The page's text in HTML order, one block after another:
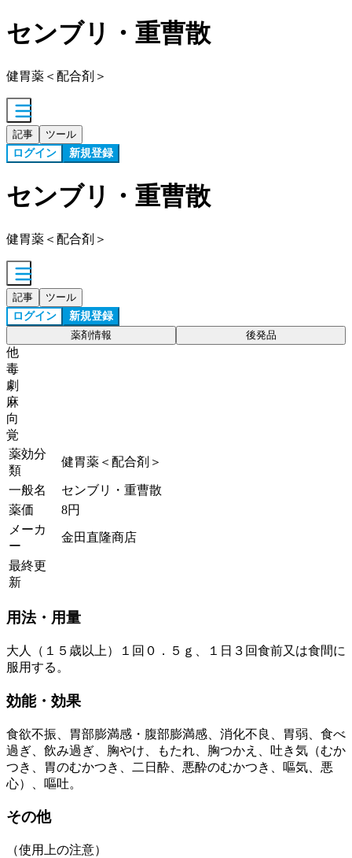
センブリ・重曹散
健胃薬＜配合剤＞
記事 ツール
ログイン 新規登録
センブリ・重曹散
健胃薬＜配合剤＞
記事 ツール
ログイン 新規登録
薬剤情報 後発品
他
毒
劇
麻
向
覚
薬効分
類
健胃薬＜配合剤＞
一般名
センブリ・重曹散
薬価
8円
メーカ
ー
金田直隆商店
最終更
新
用法・用量
大人（１５歳以上）１回０．５ｇ、１日３回食前又は食間に
服用する。
効能・効果
食欲不振、胃部膨満感・腹部膨満感、消化不良、胃弱、食べ
過ぎ、飲み過ぎ、胸やけ、もたれ、胸つかえ、吐き気（むか
つき、胃のむかつき、二日酔、悪酔のむかつき、嘔気、悪
心）、嘔吐。
その他
（使用上の注意）